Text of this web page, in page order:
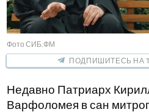
Фото СИБ.ФМ
ПОДПИШИТЕСЬ НА
Недавно Патриарх
Варфоломея в сан